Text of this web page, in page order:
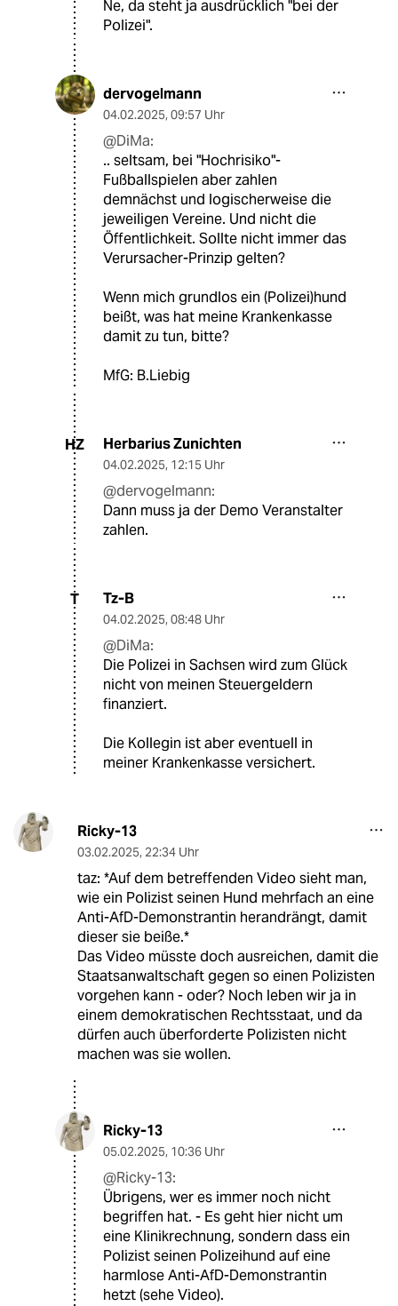
Ne, da steht ja ausdrücklich "bei der
Polizei".
dervogelmann
04.02.2025, 09:57 Uhr
@DiMa:
.. seltsam, bei "Hochrisiko"-
Fußballspielen aber zahlen
demnächst und logischerweise die
jeweiligen Vereine. Und nicht die
Öffentlichkeit. Sollte nicht immer das
Verursacher-Prinzip gelten?
Wenn mich grundlos ein (Polizei)hund
beißt, was hat meine Krankenkasse
damit zu tun, bitte?
MfG: B.Liebig
HZ Herbarius Zunichten
04.02.2025, 12:15 Uhr
@dervogelmann:
Dann muss ja der Demo Veranstalter
zahlen.
T Tz-B
04.02.2025, 08:48 Uhr
@DiMa:
Die Polizei in Sachsen wird zum Glück
nicht von meinen Steuergeldern
finanziert.
Die Kollegin ist aber eventuell in
meiner Krankenkasse versichert.
Ricky-13
03.02.2025, 22:34 Uhr
taz: *Auf dem betreffenden Video sieht man,
wie ein Polizist seinen Hund mehrfach an eine
Anti-AfD-Demonstrantin herandrängt, damit
dieser sie beiße.*
Das Video müsste doch ausreichen, damit die
Staatsanwaltschaft gegen so einen Polizisten
vorgehen kann - oder? Noch leben wir ja in
einem demokratischen Rechtsstaat, und da
dürfen auch überforderte Polizisten nicht
machen was sie wollen.
Ricky-13
05.02.2025, 10:36 Uhr
@Ricky-13:
Übrigens, wer es immer noch nicht
begriffen hat. - Es geht hier nicht um
eine Klinikrechnung, sondern dass ein
Polizist seinen Polizeihund auf eine
harmlose Anti-AfD-Demonstrantin
hetzt (sehe Video).